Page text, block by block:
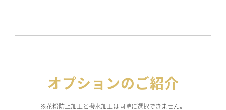
オプションのご紹介
※花粉防止加工と撥水加工は同時に選択できません。